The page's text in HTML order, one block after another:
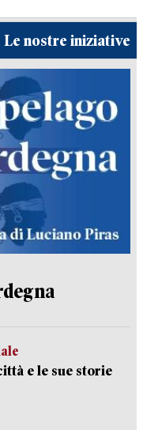
Le nostre iniziative
e le sue storie